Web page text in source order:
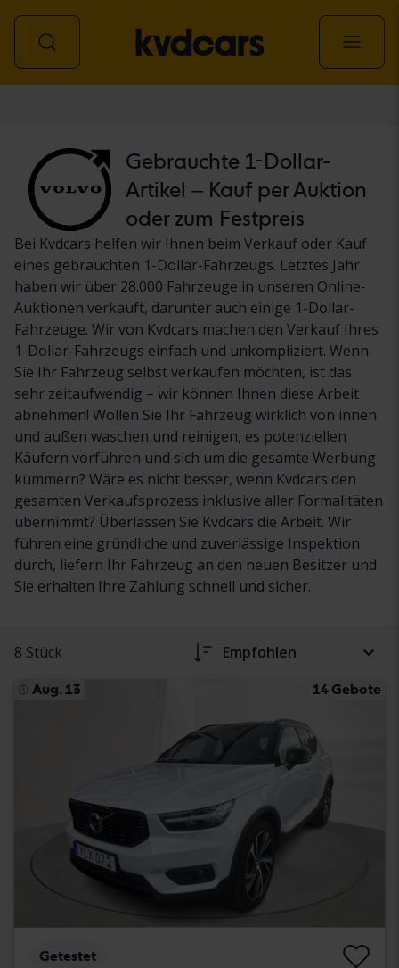
Gebrauchte 1-Dollar-
Artikel – Kauf per Auktion
oder zum Festpreis
Bei Kvdcars helfen wir Ihnen beim Verkauf oder Kauf
eines gebrauchten 1-Dollar-Fahrzeugs. Letztes Jahr
haben wir über 28.000 Fahrzeuge in unseren Online-
Auktionen verkauft, darunter auch einige 1-Dollar-
Fahrzeuge. Wir von Kvdcars machen den Verkauf Ihres
1-Dollar-Fahrzeugs einfach und unkompliziert. Wenn
Sie Ihr Fahrzeug selbst verkaufen möchten, ist das
sehr zeitaufwendig – wir können Ihnen diese Arbeit
abnehmen! Wollen Sie Ihr Fahrzeug wirklich von innen
und außen waschen und reinigen, es potenziellen
Käufern vorführen und sich um die gesamte Werbung
kümmern? Wäre es nicht besser, wenn Kvdcars den
gesamten Verkaufsprozess inklusive aller Formalitäten
übernimmt? Überlassen Sie Kvdcars die Arbeit. Wir
führen eine gründliche und zuverlässige Inspektion
durch, liefern Ihr Fahrzeug an den neuen Besitzer und
Sie erhalten Ihre Zahlung schnell und sicher.
8 Stück Empfohlen
Aug. 13 14 Gebote
Getestet